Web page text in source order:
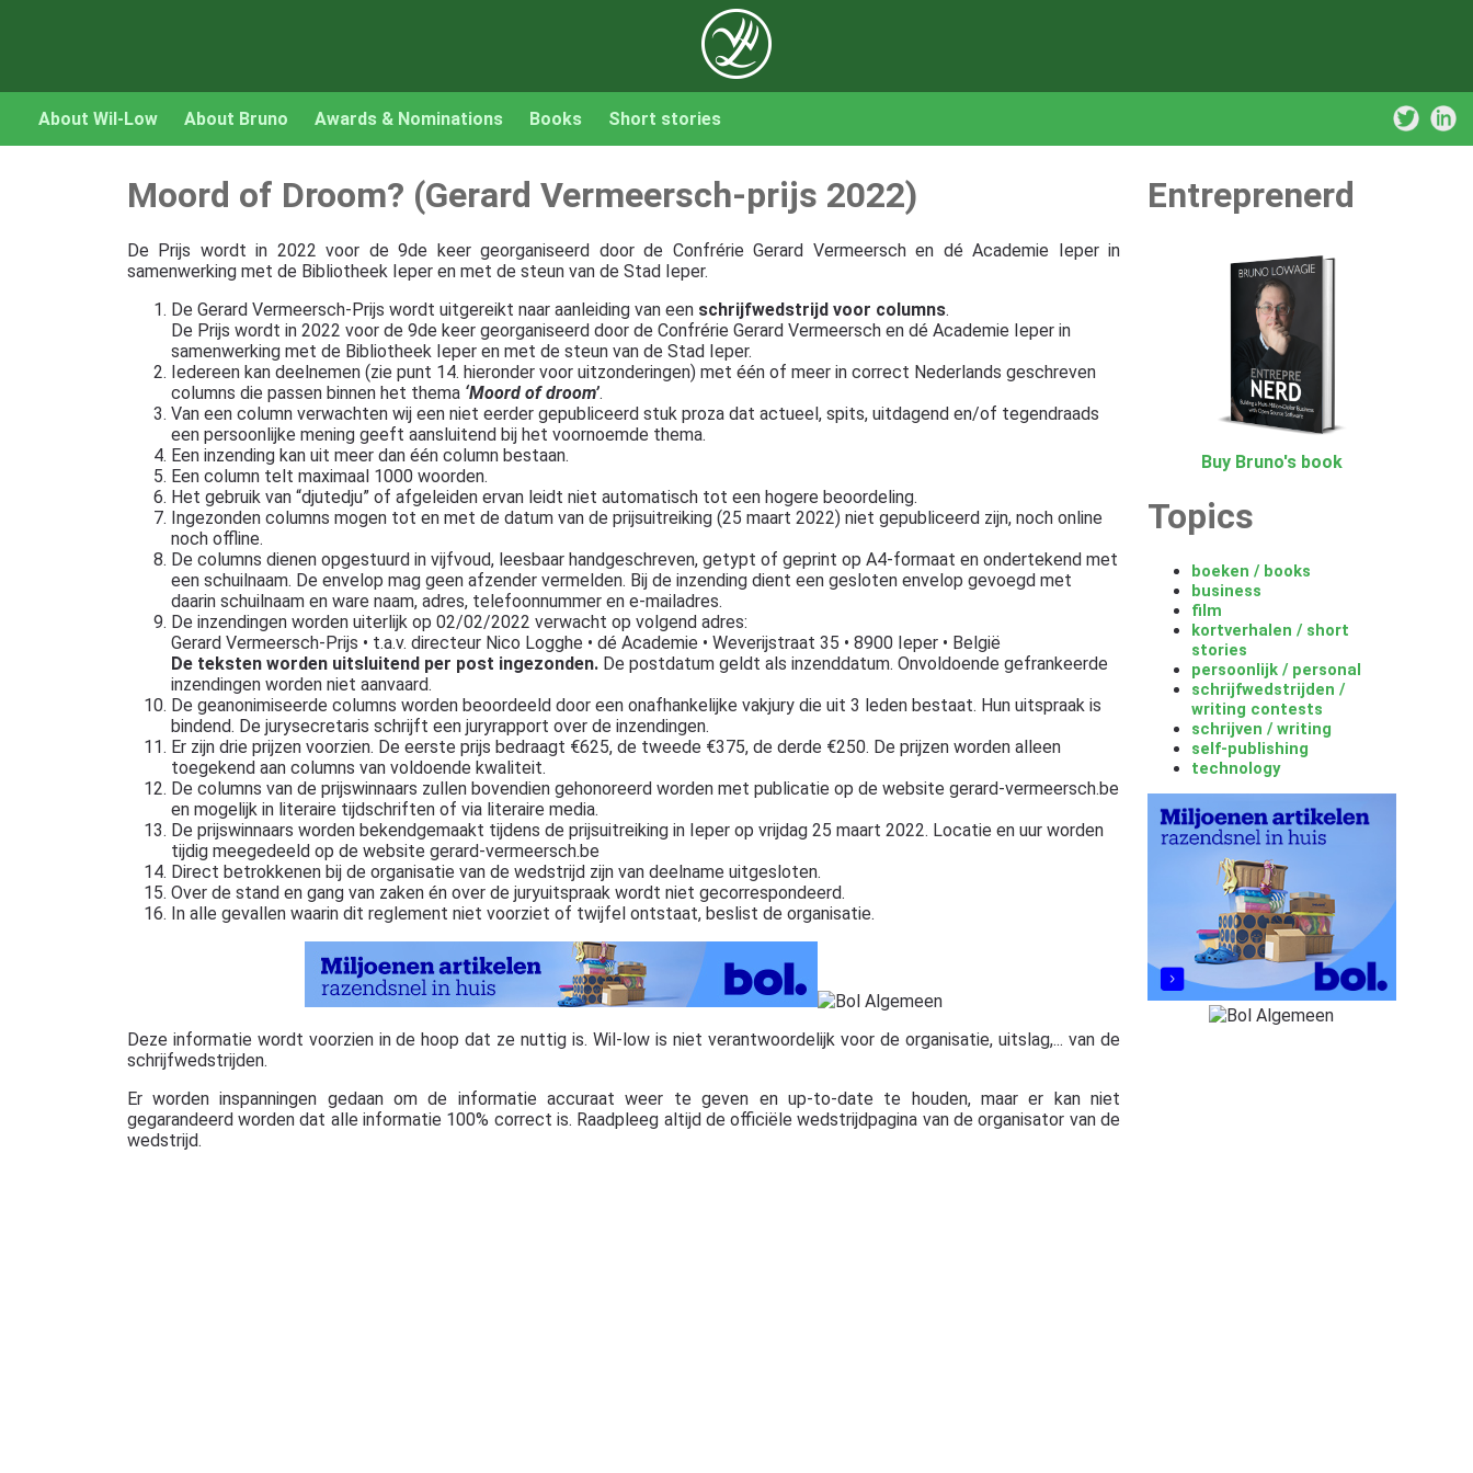
About Wil-Low About Bruno Awards & Nominations Books Short stories
Moord of Droom? (Gerard Vermeersch-prijs 2022)
De Prijs wordt in 2022 voor de 9de keer georganiseerd door de Confrérie Gerard Vermeersch en dé Academie Ieper in
samenwerking met de Bibliotheek Ieper en met de steun van de Stad Ieper.
De Gerard Vermeersch-Prijs wordt uitgereikt naar aanleiding van een schrijfwedstrijd voor columns.
De Prijs wordt in 2022 voor de 9de keer georganiseerd door de Confrérie Gerard Vermeersch en dé Academie Ieper in
samenwerking met de Bibliotheek Ieper en met de steun van de Stad Ieper.
Iedereen kan deelnemen (zie punt 14. hieronder voor uitzonderingen) met één of meer in correct Nederlands geschreven
columns die passen binnen het thema ‘Moord of droom’.
Van een column verwachten wij een niet eerder gepubliceerd stuk proza dat actueel, spits, uitdagend en/of tegendraads
een persoonlijke mening geeft aansluitend bij het voornoemde thema.
Een inzending kan uit meer dan één column bestaan.
Een column telt maximaal 1000 woorden.
Het gebruik van “djutedju” of afgeleiden ervan leidt niet automatisch tot een hogere beoordeling.
Ingezonden columns mogen tot en met de datum van de prijsuitreiking (25 maart 2022) niet gepubliceerd zijn, noch online
noch offline.
De columns dienen opgestuurd in vijfvoud, leesbaar handgeschreven, getypt of geprint op A4-formaat en ondertekend met
een schuilnaam. De envelop mag geen afzender vermelden. Bij de inzending dient een gesloten envelop gevoegd met
daarin schuilnaam en ware naam, adres, telefoonnummer en e-mailadres.
De inzendingen worden uiterlijk op 02/02/2022 verwacht op volgend adres:
Gerard Vermeersch-Prijs • t.a.v. directeur Nico Logghe • dé Academie • Weverijstraat 35 • 8900 Ieper • België
De teksten worden uitsluitend per post ingezonden.De postdatum geldt als inzenddatum. Onvoldoende gefrankeerde
inzendingen worden niet aanvaard.
De geanonimiseerde columns worden beoordeeld door een onafhankelijke vakjury die uit 3 leden bestaat. Hun uitspraak is
bindend. De jurysecretaris schrijft een juryrapport over de inzendingen.
Er zijn drie prijzen voorzien. De eerste prijs bedraagt €625, de tweede €375, de derde €250. De prijzen worden alleen
toegekend aan columns van voldoende kwaliteit.
De columns van de prijswinnaars zullen bovendien gehonoreerd worden met publicatie op de website gerard-vermeersch.be
en mogelijk in literaire tijdschriften of via literaire media.
De prijswinnaars worden bekendgemaakt tijdens de prijsuitreiking in Ieper op vrijdag 25 maart 2022. Locatie en uur worden
tijdig meegedeeld op de website gerard-vermeersch.be
Direct betrokkenen bij de organisatie van de wedstrijd zijn van deelname uitgesloten.
Over de stand en gang van zaken én over de juryuitspraak wordt niet gecorrespondeerd.
In alle gevallen waarin dit reglement niet voorziet of twijfel ontstaat, beslist de organisatie.
Deze informatie wordt voorzien in de hoop dat ze nuttig is. Wil-low is niet verantwoordelijk voor de organisatie, uitslag,... van de
schrijfwedstrijden.
Er worden inspanningen gedaan om de informatie accuraat weer te geven en up-to-date te houden, maar er kan niet
gegarandeerd worden dat alle informatie 100% correct is. Raadpleeg altijd de officiële wedstrijdpagina van de organisator van de
wedstrijd.
Entreprenerd
Buy Bruno's book
Topics
boeken / books
business
film
kortverhalen / short
stories
persoonlijk / personal
schrijfwedstrijden /
writing contests
schrijven / writing
self-publishing
technology